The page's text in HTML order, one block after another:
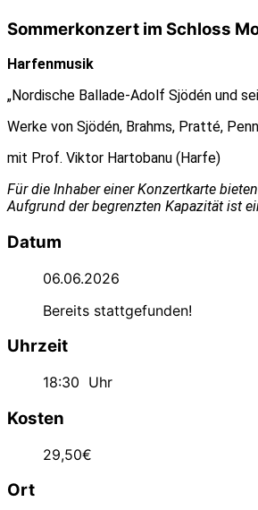
Sommerkonzert im Schloss
Harfenmusik
„Nordische Ballade-Adolf Sjödén und
Werke von Sjödén, Brahms, Pratté,
mit Prof. Viktor Hartobanu (Harfe)
Für die Inhaber einer Konzertkarte
Aufgrund der begrenzten Kapazität ist
Datum
06.06.2026
Bereits stattgefunden!
Uhrzeit
18:30 Uhr
Kosten
29,50€
Ort